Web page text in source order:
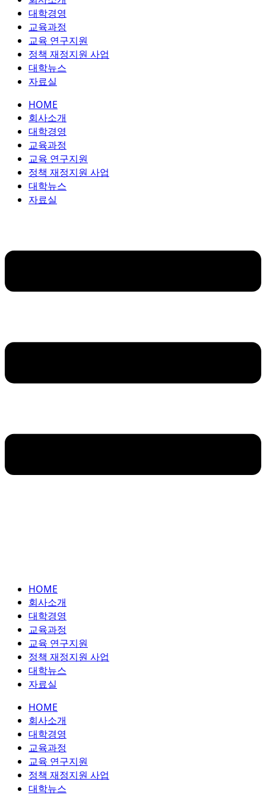
대학경영
교육과정
교육 연구지원
정책 재정지원 사업
대학뉴스
자료실
HOME
회사소개
대학경영
교육과정
교육 연구지원
정책 재정지원 사업
대학뉴스
자료실
HOME
회사소개
대학경영
교육과정
교육 연구지원
정책 재정지원 사업
대학뉴스
자료실
HOME
회사소개
대학경영
교육과정
교육 연구지원
정책 재정지원 사업
대학뉴스